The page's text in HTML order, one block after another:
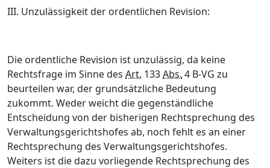
III. Unzulässigkeit der ordentlichen Revision:
Die ordentliche Revision ist unzulässig, da keine
Rechtsfrage im Sinne des Art. 133Abs. 4 B-VG zu
beurteilen war, der grundsätzliche Bedeutung
zukommt. Weder weicht die gegenständliche
Entscheidung von der bisherigen Rechtsprechung des
Verwaltungsgerichtshofes ab, noch fehlt es an einer
Rechtsprechung des Verwaltungsgerichtshofes.
Weiters ist die dazu vorliegende Rechtsprechung des